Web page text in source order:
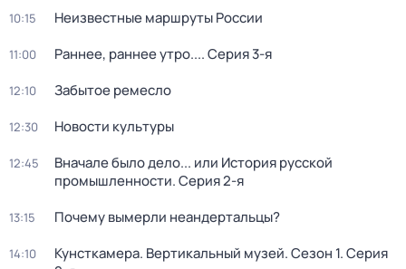
10:15 Неизвестные маршруты России
11:00 Раннее, раннее утро.... Серия 3-я
12:10 Забытое ремесло
12:30 Новости культуры
12:45
Вначале было дело... или История русской
промышленности. Серия 2-я
13:15 Почему вымерли неандертальцы?
14:10 Кунсткамера. Вертикальный музей. Сезон 1. Серия